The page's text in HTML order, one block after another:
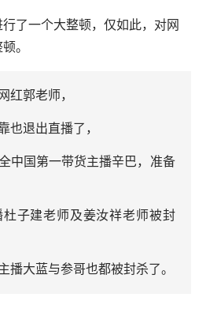
了一个大整顿，仅如此，对网
。
红郭老师，
也退出直播了，
中国第一带货主播辛巴，准备
子建老师及姜汝祥老师被封
播大蓝与参哥也都被封杀了。